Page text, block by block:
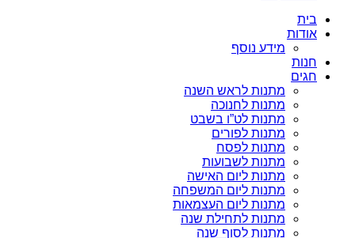
בית
אודות
מידע נוסף
חנות
חגים
מתנות לראש השנה
מתנות לחנוכה
מתנות לט”ו בשבט
מתנות לפורים
מתנות לפסח
מתנות לשבועות
מתנות ליום האישה
מתנות ליום המשפחה
מתנות ליום העצמאות
מתנות לתחילת שנה
מתנות לסוף שנה